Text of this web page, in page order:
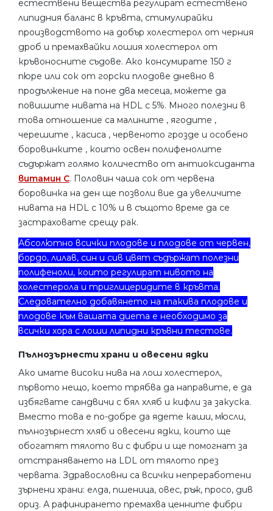
естествени вещества регулират естествено
липидния баланс в кръвта, стимулирайки
производството на добър холестерол от черния
дроб и премахвайки лошия холестерол от
кръвоносните съдове. Ако консумирате 150 г
пюре или сок от горски плодове дневно в
продължение на поне два месеца, можете да
повишите нивата на HDL с 5%. Много полезни в
това отношение са малините , ягодите ,
черешите , касиса , червеното грозде и особено
боровинките , които освен полифенолите
съдържат голямо количество от антиоксиданта
витамин С. Половин чаша сок от червена
боровинка на ден ще позволи вие да увеличите
нивата на HDL с 10% и в същото време да се
застраховате срещу рак.
Абсолютно всички плодове и плодове от червен,
бордо, лилав, син и сив цвят съдържат полезни
полифеноли, които регулират нивото на
холестерола и триглицеридите в кръвта.
Следователно добавянето на такива плодове и
плодове към вашата диета е необходимо за
всички хора с лоши липидни кръвни тестове.
Пълнозърнести храни и овесени ядки
Ако имате високи нива на лош холестерол,
първото нещо, което трябва да направите, е да
избягвате сандвичи с бял хляб и кифли за закуска.
Вместо това е по-добре да ядете каши, мюсли,
пълнозърнест хляб и овесени ядки, които ще
обогатят тялото ви с фибри и ще помогнат за
отстраняването на LDL от тялото през
червата. Здравословни са всички непреработени
зърнени храни: елда, пшеница, овес, ръж, просо, див
ориз. А рафинирането премахва ценните фибри